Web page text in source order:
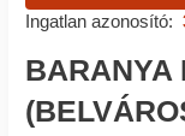
Ingatlan azonosító:
BARANYA